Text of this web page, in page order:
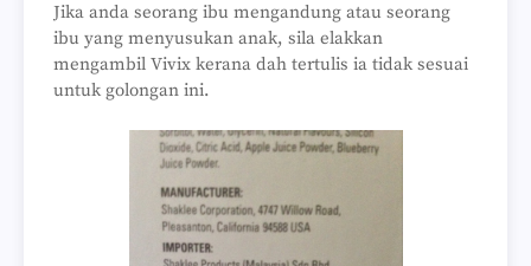
Jika anda seorang ibu mengandung atau seorang
ibu yang menyusukan anak, sila elakkan
mengambil Vivix kerana dah tertulis ia tidak sesuai
untuk golongan ini.